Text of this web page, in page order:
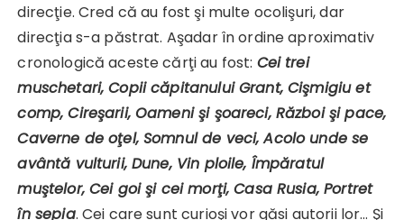
direcţie. Cred că au fost şi multe ocolişuri, dar
direcţia s-a păstrat. Aşadar în ordine aproximativ
cronologică aceste cărţi au fost: Cei trei
muschetari, Copii căpitanului Grant, Cişmigiu et
comp, Cireşarii, Oameni şi şoareci, Război şi pace,
Caverne de oţel, Somnul de veci, Acolo unde se
avântă vulturii, Dune, Vin ploile, Împăratul
muştelor, Cei goi şi cei morţi, Casa Rusia, Portret
în sepia. Cei care sunt curioşi vor găsi autorii lor… Şi